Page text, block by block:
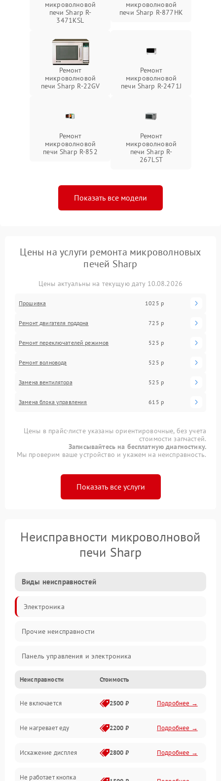
микроволновой
печи Sharp R-
3471KSL
микроволновой
печи Sharp R-877HK
Ремонт
микроволновой
печи Sharp R-22GV
Ремонт
микроволновой
печи Sharp R-2471J
Ремонт
микроволновой
печи Sharp R-852
Ремонт
микроволновой
печи Sharp R-
267LST
Показать все модели
Цены на услуги ремонта микроволновых
печей Sharp
Цены актуальны на текущую дату 10.08.2026
Прошивка 1025 р
Ремонт двигателя поддона 725 р
Ремонт переключателей режимов 525 р
Ремонт волновода 525 р
Замена вентилятора 525 р
Замена блока управления 615 р
Цены в прайс-листе указаны ориентировочные, без учета
стоимости запчастей.
Записывайтесь на бесплатную диагностику.
Мы проверим ваше устройство и укажем на неисправность.
Показать все услуги
Неисправности микроволновой
печи Sharp
Виды неисправностей
Электроника
Прочие неисправности
Панель управления и электроника
Дверца и корпус
Механика и внутренние элементы
Механические повреждения
Питание и запуск
Неисправности Стоимость
Не включается 2500 ₽ Подробнее →
Не нагревает еду 2200 ₽ Подробнее →
Искажение дисплея 2800 ₽ Подробнее →
Не работает кнопка